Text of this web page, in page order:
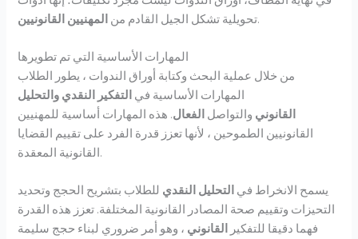
تحويلية تشكل الجيل القادم من المهنيين القانونيين .
المهارات الأساسية التي تم تطويرها
من خلال عملية البحث وكتابة أوراق الندوات ، يطور الطلاب
المهارات الأساسية في التفكير النقدي والتحليل
القانوني والتواصل الفعال. هذه المهارات أساسية للمهنيين
القانونيين الطموحين ، لأنها تعزز قدرة الفرد على تقييم القضايا
القانونية المعقدة.
يسمح الانخراط في التحليل النقدي للطلاب بتشريح الحجج وتحديد
التحيزات وتقييم صحة المصادر القانونية المختلفة. تعزز هذه القدرة
فهما دقيقا للتفكير
القانوني ، وهو أمر ضروري لبناء حجج سليمة